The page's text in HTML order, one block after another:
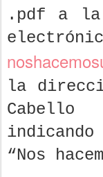
.pdf a la
la
indicando
“Nos